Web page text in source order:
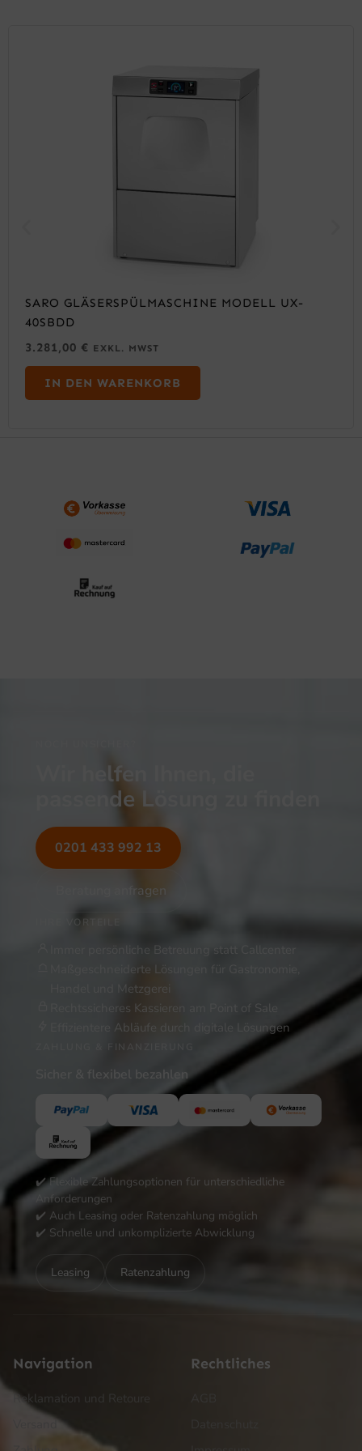
SARO GLÄSERSPÜLMASCHINE MODELL UX-
40SBDD
3.281,00 € EXKL. MWST
IN DEN WARENKORB
Wir helfen Ihnen, die
passende Lösung zu finden
0201 433 992 13
Beratung anfragen
IHRE VORTEILE
Immer persönliche Betreuung statt Callcenter
Maßgeschneiderte Lösungen für Gastronomie,
Handel und Metzgerei
Rechtssicheres Kassieren am Point of Sale
Effizientere Abläufe durch digitale Lösungen
ZAHLUNG & FINANZIERUNG
Sicher & flexibel bezahlen
✔️ Flexible Zahlungsoptionen für unterschiedliche
Anforderungen
✔️ Auch Leasing oder Ratenzahlung möglich
✔️ Schnelle und unkomplizierte Abwicklung
Leasing Ratenzahlung
Navigation
Reklamation und Retoure
Versand
Rechtliches